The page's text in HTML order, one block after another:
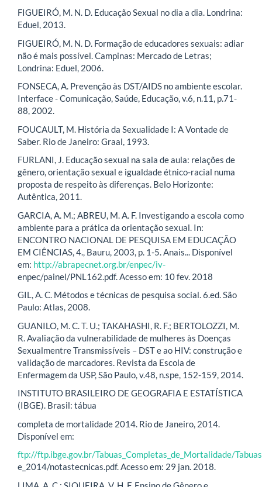
FIGUEIRÓ, M. N. D. Educação Sexual no dia a dia. Londrina:
Eduel, 2013.
FIGUEIRÓ, M. N. D. Formação de educadores sexuais: adiar
não é mais possível. Campinas: Mercado de Letras;
Londrina: Eduel, 2006.
FONSECA, A. Prevenção às DST/AIDS no ambiente escolar.
Interface - Comunicação, Saúde, Educação, v.6, n.11, p.71-
88, 2002.
FOUCAULT, M. História da Sexualidade I: A Vontade de
Saber. Rio de Janeiro: Graal, 1993.
FURLANI, J. Educação sexual na sala de aula: relações de
gênero, orientação sexual e igualdade étnico-racial numa
proposta de respeito às diferenças. Belo Horizonte:
Autêntica, 2011.
GARCIA, A. M.; ABREU, M. A. F. Investigando a escola como
ambiente para a prática da orientação sexual. In:
ENCONTRO NACIONAL DE PESQUISA EM EDUCAÇÃO
EM CIÊNCIAS, 4., Bauru, 2003, p. 1-5. Anais... Disponível
em: http://abrapecnet.org.br/enpec/iv-
enpec/painel/PNL162.pdf. Acesso em: 10 fev. 2018
GIL, A. C. Métodos e técnicas de pesquisa social. 6.ed. São
Paulo: Atlas, 2008.
GUANILO, M. C. T. U.; TAKAHASHI, R. F.; BERTOLOZZI, M.
R. Avaliação da vulnerabilidade de mulheres às Doenças
Sexualmentre Transmissíveis – DST e ao HIV: construção e
validação de marcadores. Revista da Escola de
Enfermagem da USP, São Paulo, v.48, n.spe, 152-159, 2014.
INSTITUTO BRASILEIRO DE GEOGRAFIA E ESTATÍSTICA
(IBGE). Brasil: tábua
completa de mortalidade 2014. Rio de Janeiro, 2014.
Disponível em:
ftp://ftp.ibge.gov.br/Tabuas_Completas_de_Mortalidade/
e_2014/notastecnicas.pdf. Acesso em: 29 jan. 2018.